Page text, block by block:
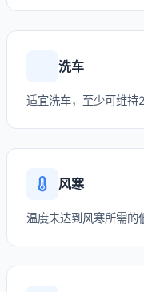
洗车
适宜洗车，至少可维持
风寒
温度未达到风寒所需的